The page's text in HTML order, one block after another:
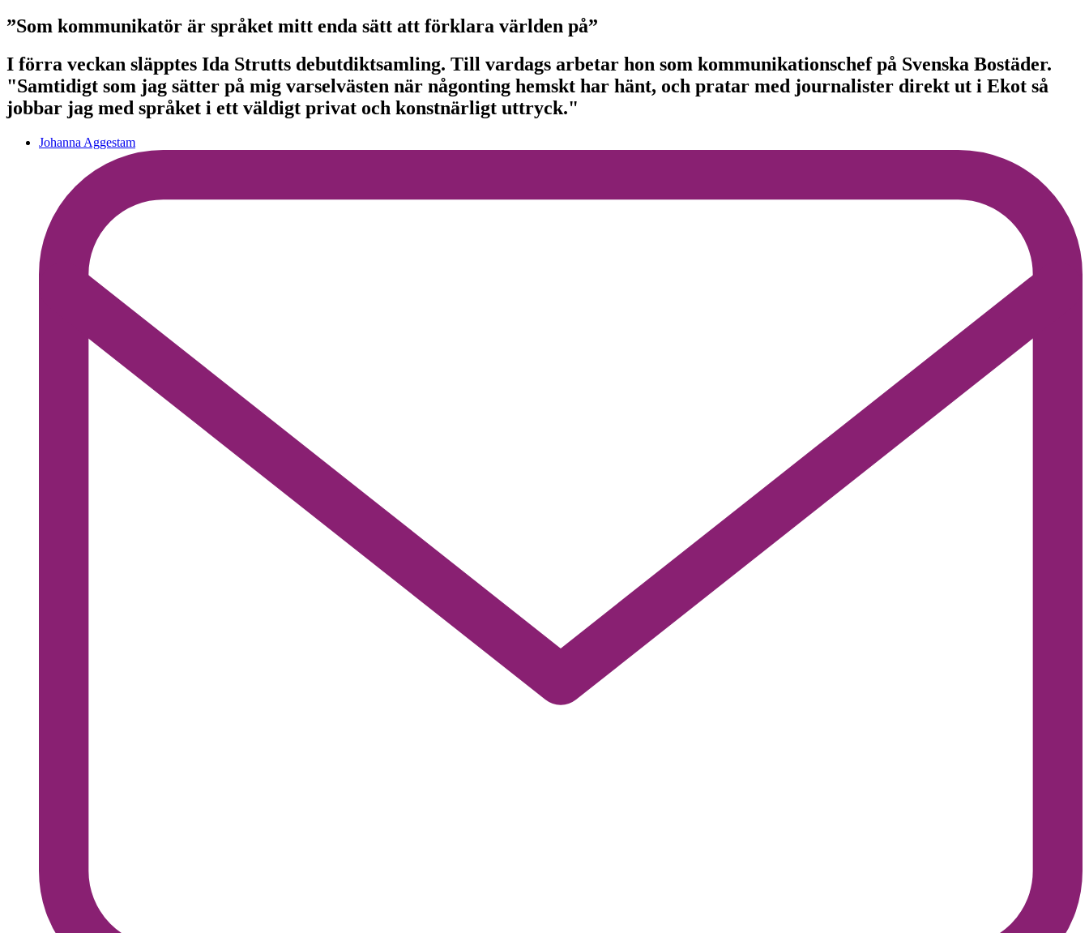
”Som kommunikatör är språket mitt enda sätt att förklara världen på”
I förra veckan släpptes Ida Strutts debutdiktsamling. Till vardags arbetar hon som kommunikationschef på Svenska Bostäder.
"Samtidigt som jag sätter på mig varselvästen när någonting hemskt har hänt, och pratar med journalister direkt ut i Ekot så
jobbar jag med språket i ett väldigt privat och konstnärligt uttryck."
Johanna Aggestam